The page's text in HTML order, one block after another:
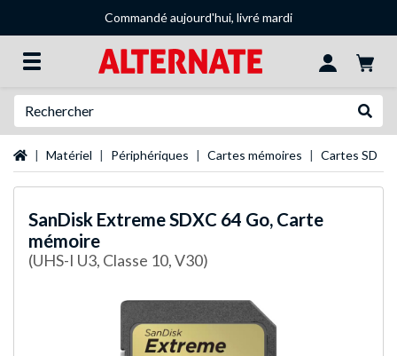
Commandé aujourd'hui, livré mardi
Page d'accueil
Matériel Périphériques Cartes mémoires Cartes SD
SanDisk Extreme SDXC 64 Go, Carte
mémoire
(UHS-I U3, Classe 10, V30)